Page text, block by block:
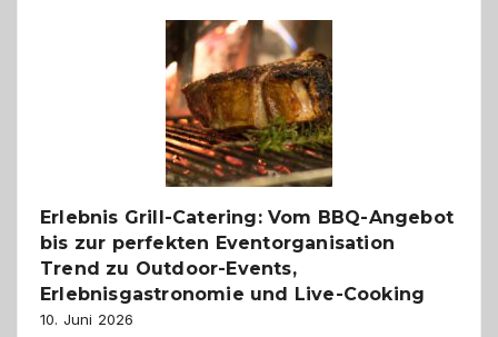
–
die
Gelegenheit,
neue
Reiseziele
zu
entdecken
Erlebnis Grill-Catering: Vom BBQ-Angebot
bis zur perfekten Eventorganisation
Trend zu Outdoor-Events,
Erlebnisgastronomie und Live-Cooking
10. Juni 2026